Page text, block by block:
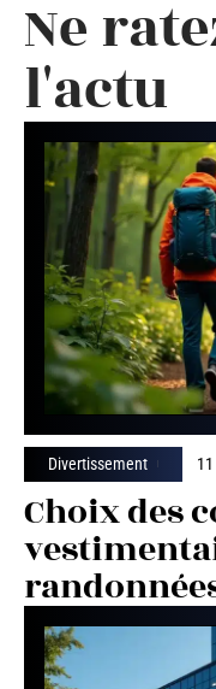
Ne
l'actu
Divertissement
Choix des